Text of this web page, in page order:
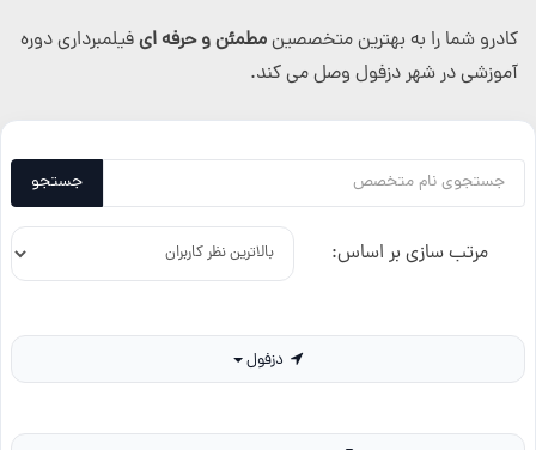
کادرو شما را به بهترین متخصصینمطمئن و حرفه ایفیلمبرداری دوره
آموزشی در شهر دزفول وصل می کند.
جستجو
مرتب سازی بر اساس: